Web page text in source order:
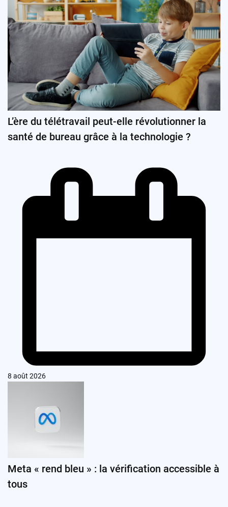
L’ère du télétravail peut-elle révolutionner la
santé de bureau grâce à la technologie ?
8 août 2026
Meta « rend bleu » : la vérification accessible à
tous